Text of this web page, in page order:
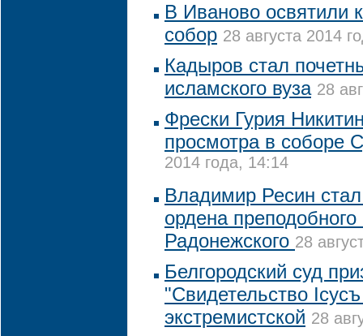
В Иваново освятили
собор 28 августа 2014
Кадыров стал
исламского вуза 28
Фрески Гурия
просмотра в соборе
2014 года, 14:14
Владимир Ресин
ордена
Радонежского 28
Белгородский суд
"Свидетельство
экстремистской 28